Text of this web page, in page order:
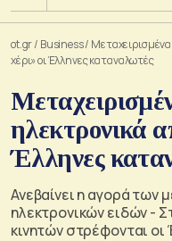
ot.gr/ Business/
χέρι» οι Έλληνες καταναλωτές
ηλεκτρονικά
Έλληνες
Ανεβαίνει η αγορά των
ηλεκτρονικών ειδών -
κινητών στρέφονται οι